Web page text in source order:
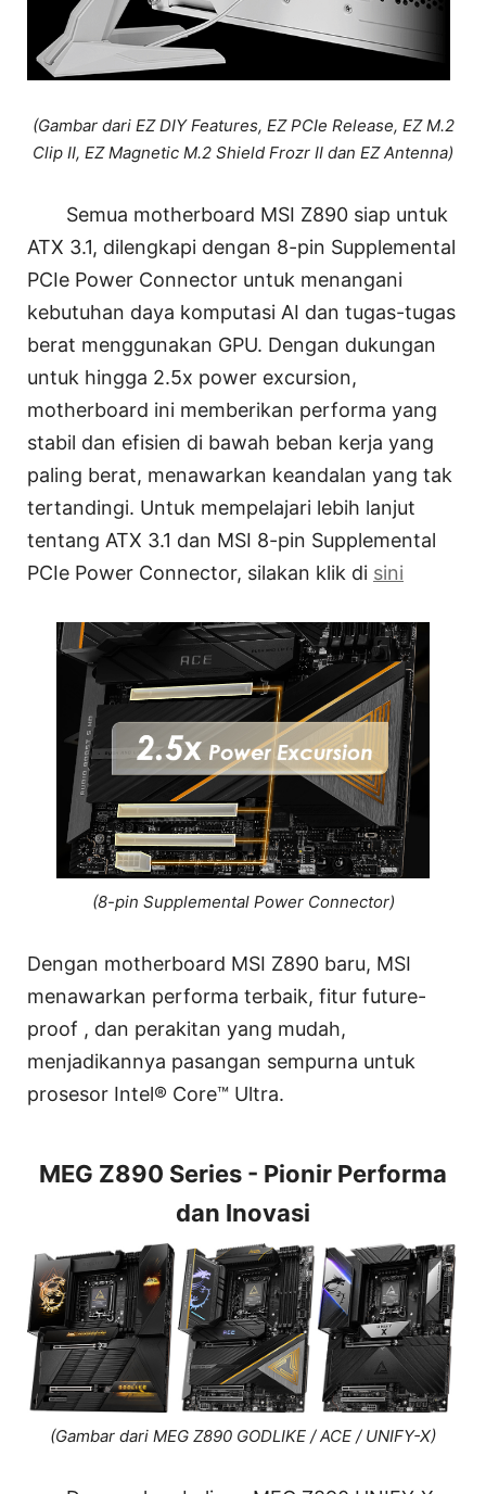
(Gambar dari EZ DIY Features, EZ PCIe Release, EZ M.2
Clip II, EZ Magnetic M.2 Shield Frozr II dan EZ Antenna)
Semua motherboard MSI Z890 siap untuk
ATX 3.1, dilengkapi dengan 8-pin Supplemental
PCIe Power Connector untuk menangani
kebutuhan daya komputasi AI dan tugas-tugas
berat menggunakan GPU. Dengan dukungan
untuk hingga 2.5x power excursion,
motherboard ini memberikan performa yang
stabil dan efisien di bawah beban kerja yang
paling berat, menawarkan keandalan yang tak
tertandingi. Untuk mempelajari lebih lanjut
tentang ATX 3.1 dan MSI 8-pin Supplemental
PCIe Power Connector, silakan klik di sini
(8-pin Supplemental Power Connector)
Dengan motherboard MSI Z890 baru, MSI
menawarkan performa terbaik, fitur future-
proof , dan perakitan yang mudah,
menjadikannya pasangan sempurna untuk
prosesor Intel® Core™ Ultra.
MEG Z890 Series - Pionir Performa
dan Inovasi
(Gambar dari MEG Z890 GODLIKE / ACE / UNIFY-X)